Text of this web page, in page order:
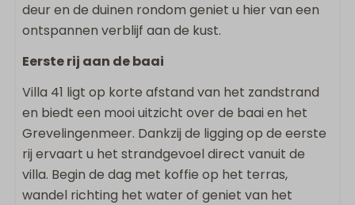
Combi-magnetron
Koelkast
Waterkoker
Buiten
Omheind terras
Eettafel buiten
Loungebank
deur en de duinen rondom geniet u hier van een
ontspannen verblijf aan de kust.
Eerste rij aan de baai
Villa 41 ligt op korte afstand van het zandstrand
en biedt een mooi uitzicht over de baai en het
Grevelingenmeer. Dankzij de ligging op de eerste
rij ervaart u het strandgevoel direct vanuit de
villa. Begin de dag met koffie op het terras,
wandel richting het water of geniet van het